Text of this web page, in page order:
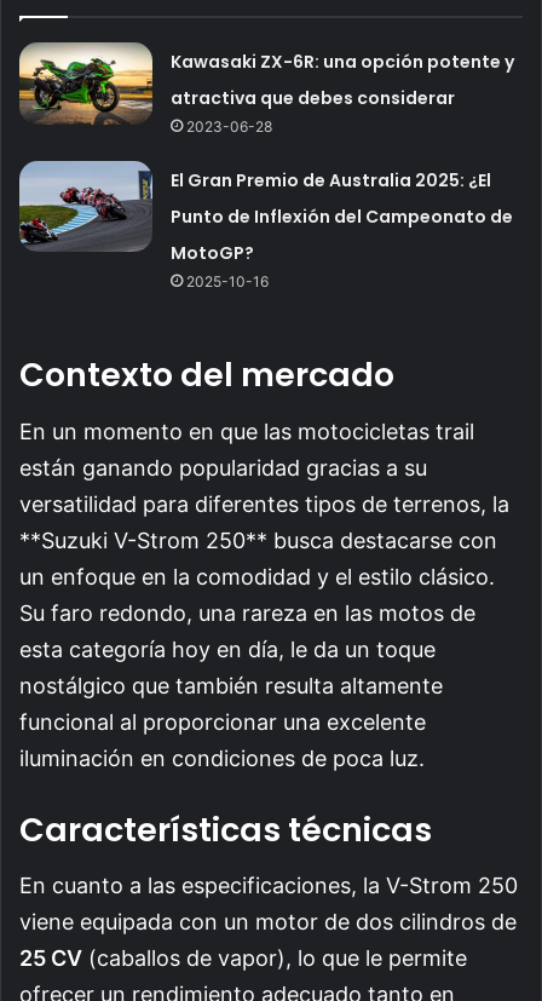
Kawasaki ZX-6R: una opción potente y
atractiva que debes considerar
2023-06-28
El Gran Premio de Australia 2025: ¿El
Punto de Inflexión del Campeonato de
MotoGP?
2025-10-16
Contexto del mercado
En un momento en que las motocicletas trail
están ganando popularidad gracias a su
versatilidad para diferentes tipos de terrenos, la
**Suzuki V-Strom 250** busca destacarse con
un enfoque en la comodidad y el estilo clásico.
Su faro redondo, una rareza en las motos de
esta categoría hoy en día, le da un toque
nostálgico que también resulta altamente
funcional al proporcionar una excelente
iluminación en condiciones de poca luz.
Características técnicas
En cuanto a las especificaciones, la V-Strom 250
viene equipada con un motor de dos cilindros de
25 CV (caballos de vapor), lo que le permite
ofrecer un rendimiento adecuado tanto en